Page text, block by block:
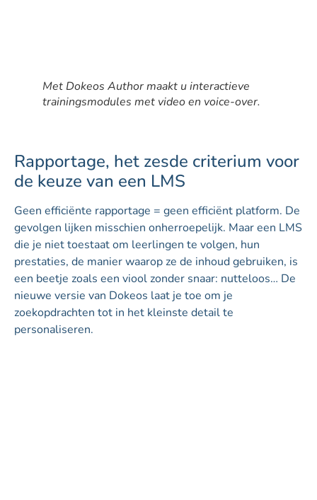
Met Dokeos Author maakt u interactieve
trainingsmodules met video en voice-over.
Rapportage, het zesde criterium voor
de keuze van een LMS
Geen efficiënte rapportage = geen efficiënt platform. De
gevolgen lijken misschien onherroepelijk. Maar een LMS
die je niet toestaat om leerlingen te volgen, hun
prestaties, de manier waarop ze de inhoud gebruiken, is
een beetje zoals een viool zonder snaar: nutteloos… De
nieuwe versie van Dokeos laat je toe om je
zoekopdrachten tot in het kleinste detail te
personaliseren.